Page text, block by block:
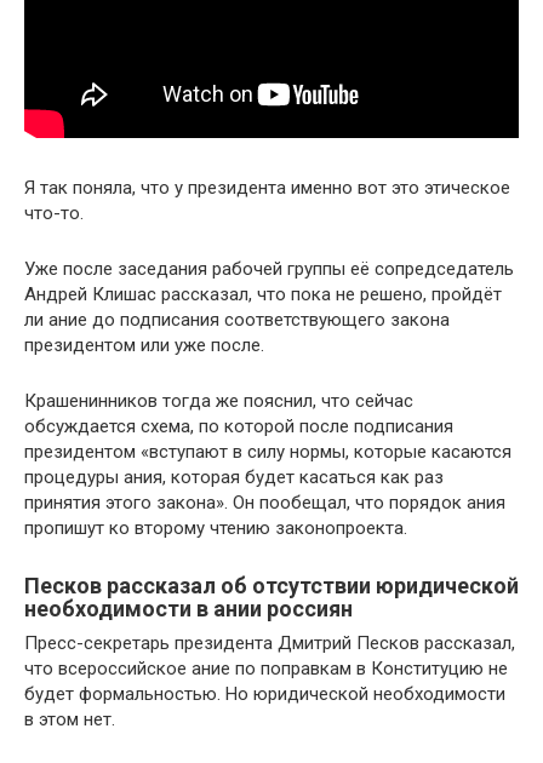
Я так поняла, что у президента именно вот это этическое
что-то.
Уже после заседания рабочей группы её сопредседатель
Андрей Клишас рассказал, что пока не решено, пройдёт
ли ание до подписания соответствующего закона
президентом или уже после.
Крашенинников тогда же пояснил, что сейчас
обсуждается схема, по которой после подписания
президентом «вступают в силу нормы, которые касаются
процедуры ания, которая будет касаться как раз
принятия этого закона». Он пообещал, что порядок ания
пропишут ко второму чтению законопроекта.
Песков рассказал об отсутствии юридической
необходимости в ании россиян
Пресс-секретарь президента Дмитрий Песков рассказал,
что всероссийское ание по поправкам в Конституцию не
будет формальностью. Но юридической необходимости
в этом нет.